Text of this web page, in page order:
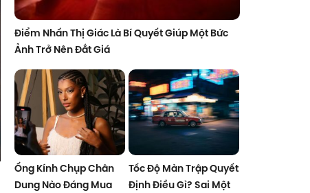
Điểm Nhấn Thị Giác Là Bí Quyết Giúp Một Bức
Ảnh Trở Nên Đắt Giá
Ống Kính Chụp Chân
Dung Nào Đáng Mua
Tốc Độ Màn Trập Quyết
Định Điều Gì? Sai Một